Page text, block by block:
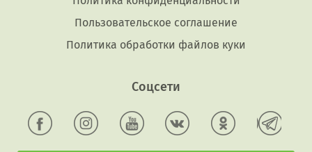
Пользовательское соглашение
Политика обработки файлов куки
Соцсети